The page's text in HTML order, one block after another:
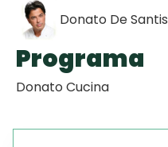
Donato De Santis
Programa
Donato Cucina